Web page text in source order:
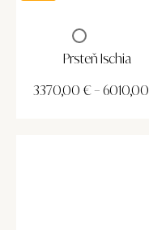
Prsteň Ischia
3370,00 € – 6010,00